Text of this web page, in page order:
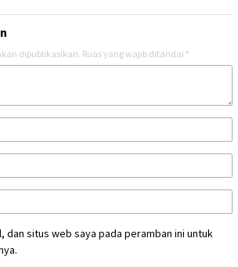
dipublikasikan. Ruas yang wajib ditandai *
dan situs web saya pada peramban ini untuk